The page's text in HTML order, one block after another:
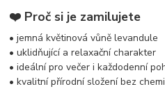
❤️ Proč si je zamilujete
• jemná květinová vůně levandule
• uklidňující a relaxační charakter
• ideální pro večer i každodenní
• kvalitní přírodní složení bez